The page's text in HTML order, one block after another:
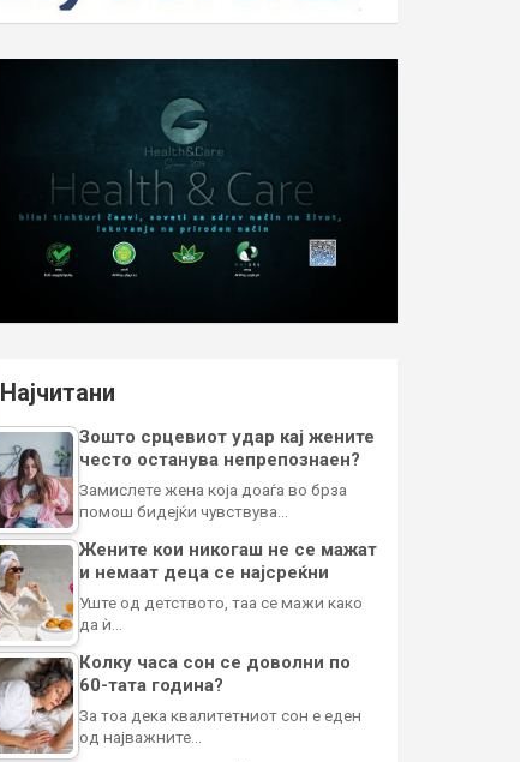
Најчитани
Зошто срцевиот удар кај жените
често останува непрепознаен?
Замислете жена која доаѓа во брза
помош бидејќи чувствува…
Жените кои никогаш не се мажат
и немаат деца се најсреќни
Уште од детството, таа се мажи како
да ѝ…
Колку часа сон се доволни по
60-тата година?
За тоа дека квалитетниот сон е еден
од најважните…